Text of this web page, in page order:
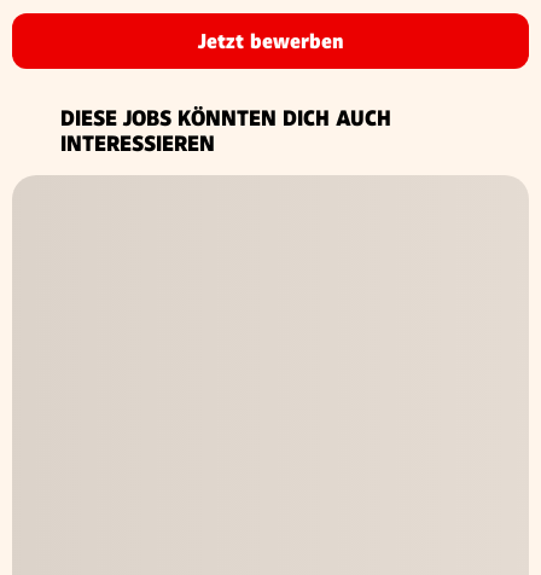
Jetzt bewerben
DIESE JOBS KÖNNTEN DICH AUCH
INTERESSIEREN